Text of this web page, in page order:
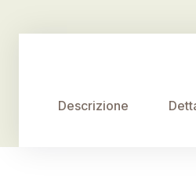
Descrizione